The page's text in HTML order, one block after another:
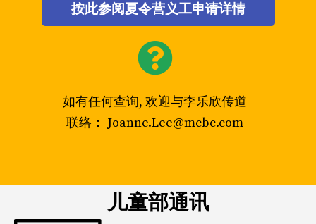
按此参阅夏令营义工申请详情
如有任何查询, 欢迎与李乐欣传道
联络： Joanne.Lee@mcbc.com
儿童部通讯